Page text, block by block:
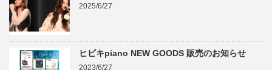
2025/6/27
ヒビキpiano NEW GOODS 販売のお知らせ
2023/6/27